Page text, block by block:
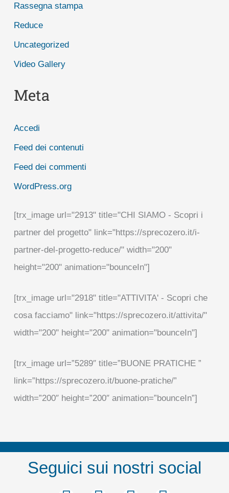
Rassegna stampa
Reduce
Uncategorized
Video Gallery
Meta
Accedi
Feed dei contenuti
Feed dei commenti
WordPress.org
[trx_image url="2913" title="CHI SIAMO - Scopri i
partner del progetto" link="https://sprecozero.it/i-
partner-del-progetto-reduce/" width="200"
height="200" animation="bounceIn"]
[trx_image url="2918" title="ATTIVITA' - Scopri che
cosa facciamo" link="https://sprecozero.it/attivita/"
width="200" height="200" animation="bounceIn"]
[trx_image url=”5289″ title=”BUONE PRATICHE ”
link=”https://sprecozero.it/buone-pratiche/”
width=”200″ height=”200″ animation=”bounceIn”]
Seguici sui nostri social